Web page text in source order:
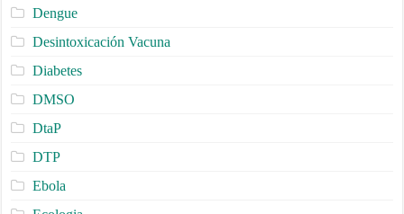
Dengue
Desintoxicación Vacuna
Diabetes
DMSO
DtaP
DTP
Ebola